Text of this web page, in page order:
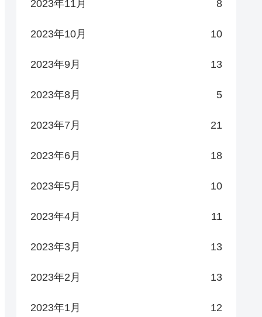
2023年11月 8
2023年10月 10
2023年9月 13
2023年8月 5
2023年7月 21
2023年6月 18
2023年5月 10
2023年4月 11
2023年3月 13
2023年2月 13
2023年1月 12